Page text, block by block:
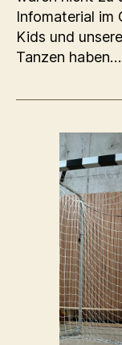
Infomaterial im
Kids und
Tanzen haben…